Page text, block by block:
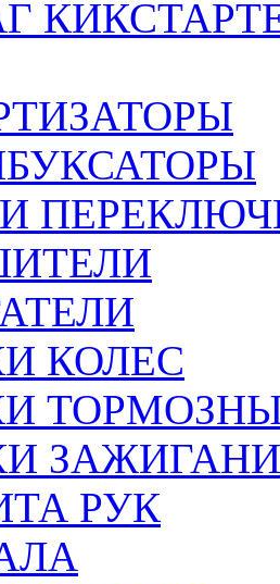
КОЛЕС
РУК